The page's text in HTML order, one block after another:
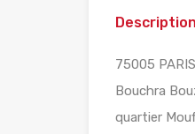
Description
75005
Bouchra
quartier